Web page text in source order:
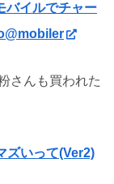
バイルでチャー
さんも買われた
ズいって(Ver2)